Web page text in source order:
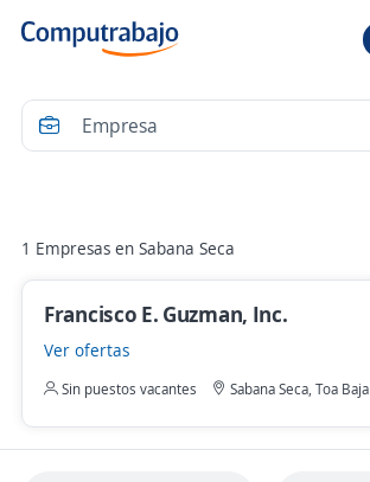
1 Empresas en Sabana Seca
Francisco E. Guzman, Inc.
Ver ofertas
Sin puestos vacantes Sabana Seca, Toa Baja